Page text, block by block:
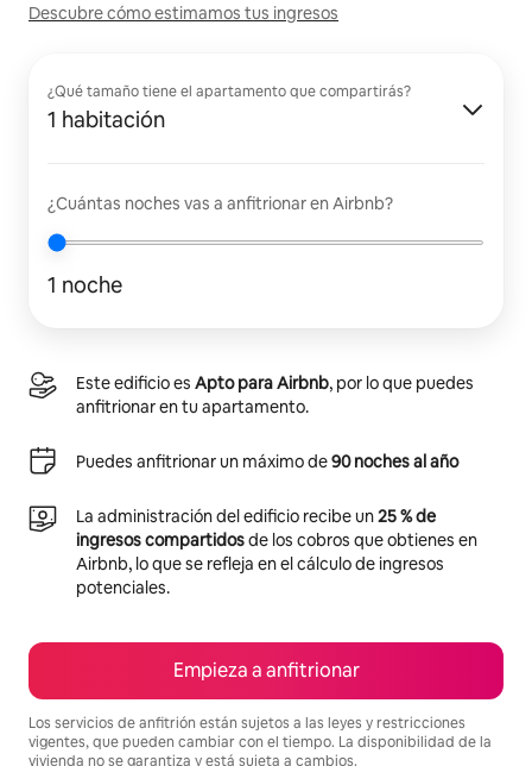
Descubre cómo estimamos tus ingresos
¿Qué tamaño tiene el apartamento que compartirás?
1 habitación
¿Cuántas noches vas a anfitrionar en Airbnb?
1 noche
Este edificio es Apto para Airbnb, por lo que puedes
anfitrionar en tu apartamento.
Puedes anfitrionar un máximo de90 noches al año
La administración del edificio recibe un25 % de
ingresos compartidosde los cobros que obtienes en
Airbnb, lo que se refleja en el cálculo de ingresos
potenciales.
Empieza a anfitrionar
Los servicios de anfitrión están sujetos a las leyes y restricciones
vigentes, que pueden cambiar con el tiempo. La disponibilidad de la
vivienda no se garantiza y está sujeta a cambios.